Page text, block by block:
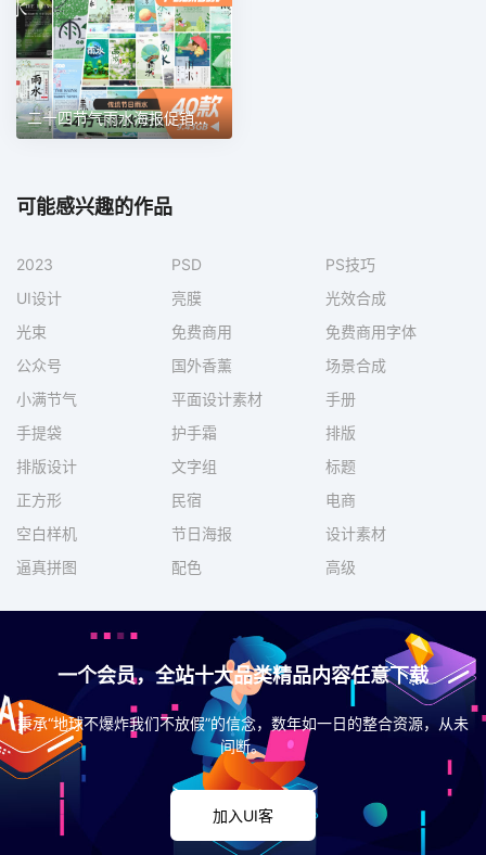
二十四节气雨水海报促销宣传24节气小清新模板
可能感兴趣的作品
2023 PSD
PS技巧
UI设计
亮膜
光效合成
光束
免费商用
免费商用字体
公众号
国外香薰
场景合成
小满节气
平面设计素材
手册
手提袋
护手霜
排版
排版设计
文字组
标题
正方形
民宿
电商
空白样机
节日海报
设计素材
逼真拼图
配色 高级
一个会员，全站十大品类精品内容任意下载
秉承“地球不爆炸我们不放假”的信念，数年如一日的整合资源，从未
间断。
加入UI客